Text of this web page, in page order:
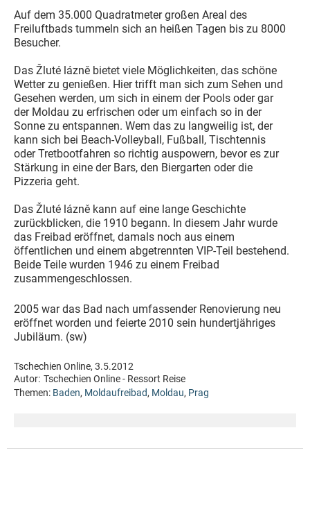
Auf dem 35.000 Quadratmeter großen Areal des
Freiluftbads tummeln sich an heißen Tagen bis zu 8000
Besucher.
Das Žluté lázně bietet viele Möglichkeiten, das schöne
Wetter zu genießen. Hier trifft man sich zum Sehen und
Gesehen werden, um sich in einem der Pools oder gar
der Moldau zu erfrischen oder um einfach so in der
Sonne zu entspannen. Wem das zu langweilig ist, der
kann sich bei Beach-Volleyball, Fußball, Tischtennis
oder Tretbootfahren so richtig auspowern, bevor es zur
Stärkung in eine der Bars, den Biergarten oder die
Pizzeria geht.
Das Žluté lázně kann auf eine lange Geschichte
zurückblicken, die 1910 begann. In diesem Jahr wurde
das Freibad eröffnet, damals noch aus einem
öffentlichen und einem abgetrennten VIP-Teil bestehend.
Beide Teile wurden 1946 zu einem Freibad
zusammengeschlossen.
2005 war das Bad nach umfassender Renovierung neu
eröffnet worden und feierte 2010 sein hundertjähriges
Jubiläum. (sw)
Tschechien Online, 3.5.2012
Autor: Tschechien Online - Ressort Reise
Themen: Baden, Moldaufreibad, Moldau, Prag